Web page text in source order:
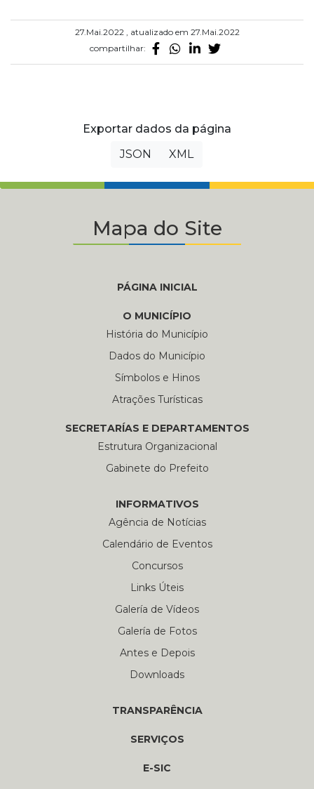
27.Mai.2022 , atualizado em 27.Mai.2022
compartilhar:
Exportar dados da página
JSON
XML
Mapa do Site
PÁGINA INICIAL
O MUNICÍPIO
História do Município
Dados do Município
Símbolos e Hinos
Atrações Turísticas
SECRETARÍAS E DEPARTAMENTOS
Estrutura Organizacional
Gabinete do Prefeito
INFORMATIVOS
Agência de Notícias
Calendário de Eventos
Concursos
Links Úteis
Galería de Vídeos
Galería de Fotos
Antes e Depois
Downloads
TRANSPARÊNCIA
SERVIÇOS
E-SIC